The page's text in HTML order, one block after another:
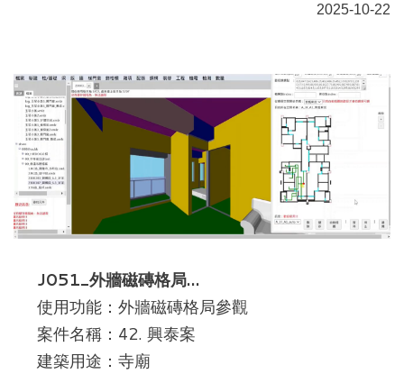
2025-10-22
J051_外牆磁磚格局…
使用功能：外牆磁磚格局參觀
案件名稱：42. 興泰案
建築用途：寺廟